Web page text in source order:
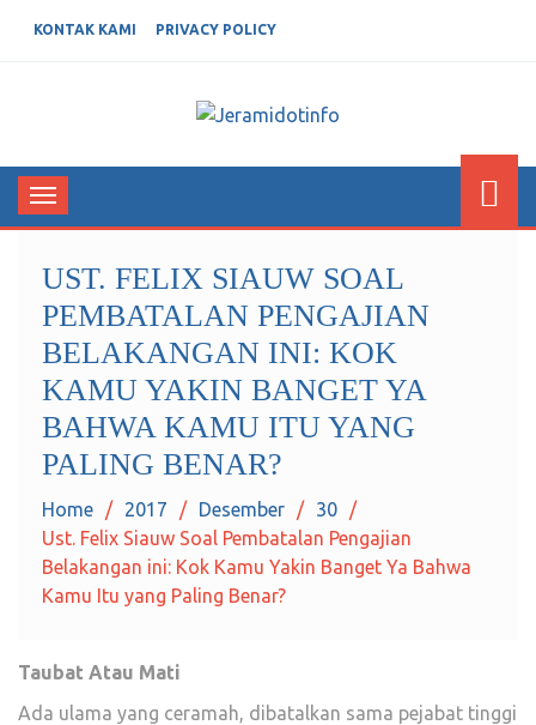
KONTAK KAMI PRIVACY POLICY
JERAMIDOTINFO
Toggle
navigation
UST. FELIX SIAUW SOAL
PEMBATALAN PENGAJIAN
BELAKANGAN INI: KOK
KAMU YAKIN BANGET YA
BAHWA KAMU ITU YANG
PALING BENAR?
Home 2017 Desember
30
Ust. Felix Siauw Soal Pembatalan Pengajian
Belakangan ini: Kok Kamu Yakin Banget Ya Bahwa
Kamu Itu yang Paling Benar?
Taubat Atau Mati
Ada ulama yang ceramah, dibatalkan sama pejabat tinggi